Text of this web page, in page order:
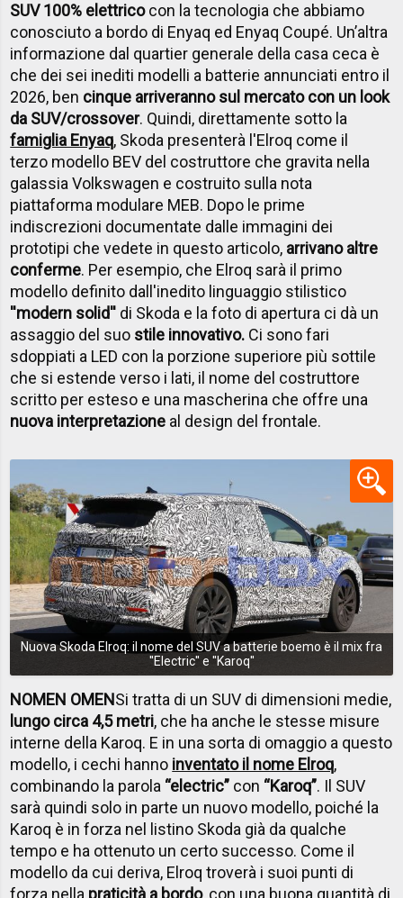
SUV 100% elettricocon la tecnologia che abbiamo
conosciuto a bordo di Enyaq ed Enyaq Coupé. Un’altra
informazione dal quartier generale della casa ceca è
che dei sei inediti modelli a batterie annunciati entro il
2026, ben cinque arriveranno sul mercato con un look
da SUV/crossover. Quindi, direttamente sotto la
famiglia Enyaq, Skoda presenterà l'Elroq come il
terzo modello BEV del costruttore che gravita nella
galassia Volkswagen e costruito sulla nota
piattaforma modulare MEB. Dopo le prime
indiscrezioni documentate dalle immagini dei
prototipi che vedete in questo articolo, arrivano altre
conferme. Per esempio, che Elroq sarà il primo
modello definito dall'inedito linguaggio stilistico
''modern solid'' di Skoda e la foto di apertura ci dà un
assaggio del suo stile innovativo. Ci sono fari
sdoppiati a LED con la porzione superiore più sottile
che si estende verso i lati, il nome del costruttore
scritto per esteso e una mascherina che offre una
nuova interpretazione al design del frontale.
Nuova Skoda Elroq: il nome del SUV a batterie boemo è il mix fra
''Electric'' e ''Karoq''
NOMEN OMENSi tratta di un SUV di dimensioni medie,
lungo circa 4,5 metri, che ha anche le stesse misure
interne della Karoq. E in una sorta di omaggio a questo
modello, i cechi hanno inventato il nome Elroq,
combinando la parola “electric” con “Karoq”. Il SUV
sarà quindi solo in parte un nuovo modello, poiché la
Karoq è in forza nel listino Skoda già da qualche
tempo e ha ottenuto un certo successo. Come il
modello da cui deriva, Elroq troverà i suoi punti di
forza nella praticità a bordo, con una buona quantità di